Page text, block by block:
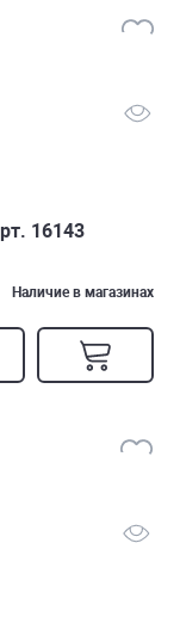
16143
Наличие в магазинах